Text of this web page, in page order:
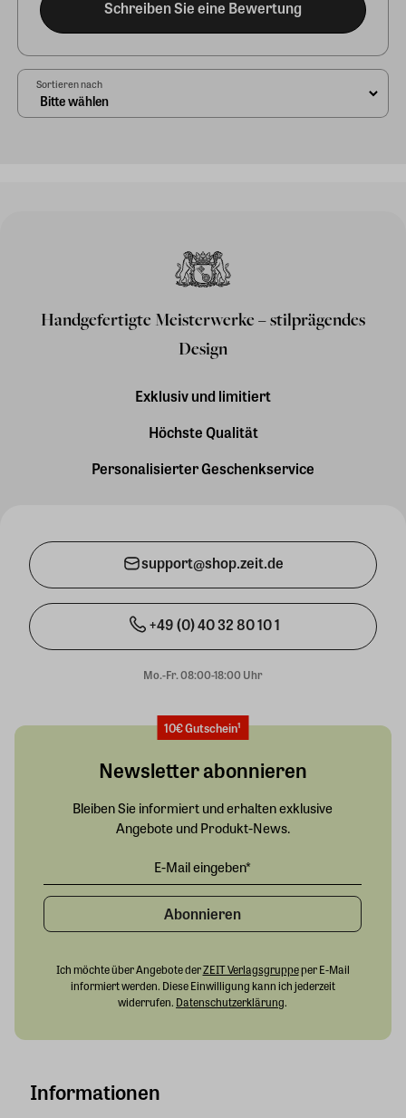
Schreiben Sie eine Bewertung
Sortieren nach
Handgefertigte Meisterwerke – stilprägendes
Design
Exklusiv und limitiert
Höchste Qualität
Personalisierter Geschenkservice
support@shop.zeit.de
+49 (0) 40 32 80 10 1
Mo.-Fr. 08:00-18:00 Uhr
Informationen
10€ Gutschein¹
Newsletter abonnieren
Bleiben Sie informiert und erhalten exklusive
Angebote und Produkt-News.
Abonnieren
Ich möchte über Angebote derZEIT Verlagsgruppeper E-Mail
informiert werden. Diese Einwilligung kann ich jederzeit
widerrufen. Datenschutzerklärung.